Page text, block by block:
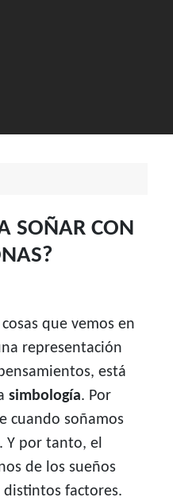
SOÑAR CON
que vemos en
representación
está
simbología. Por
cuando soñamos
Y por tanto, el
de los sueños
factores.